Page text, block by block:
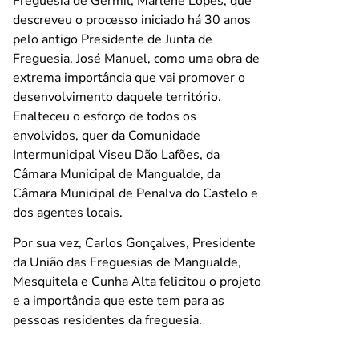
descreveu o processo iniciado há 30 anos
pelo antigo Presidente de Junta de
Freguesia, José Manuel, como uma obra de
extrema importância que vai promover o
desenvolvimento daquele território.
Enalteceu o esforço de todos os
envolvidos, quer da Comunidade
Intermunicipal Viseu Dão Lafões, da
Câmara Municipal de Mangualde, da
Câmara Municipal de Penalva do Castelo e
dos agentes locais.
Por sua vez, Carlos Gonçalves, Presidente
da União das Freguesias de Mangualde,
Mesquitela e Cunha Alta felicitou o projeto
e a importância que este tem para as
pessoas residentes da freguesia.